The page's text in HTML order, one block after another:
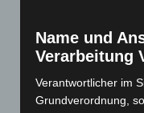
Juli 2023(118)
Juni 2023(142)
Mai 2023(139)
April 2023(155)
Name und
Verarbeitung
Verantwortlicher im
Grundverordnung,